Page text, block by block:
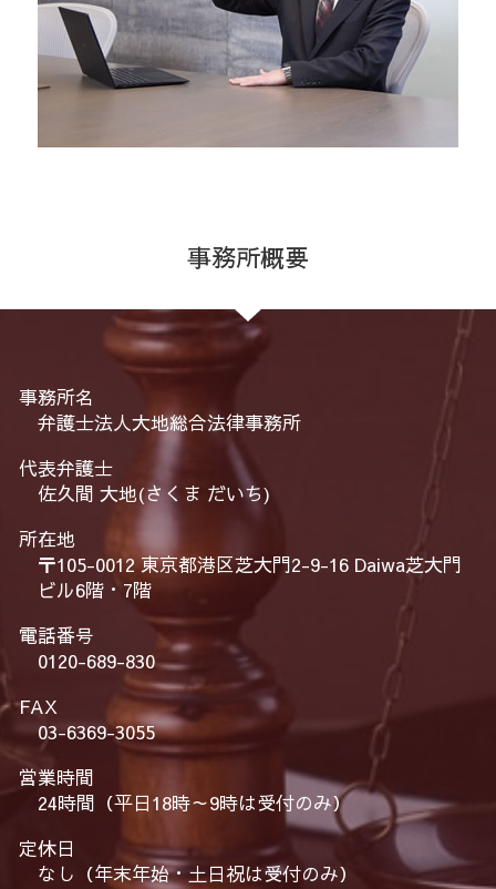
事務所概要
事務所名
弁護士法人大地総合法律事務所
代表弁護士
佐久間 大地(さくま だいち)
所在地
〒105-0012 東京都港区芝大門2-9-16 Daiwa芝大門
ビル6階・7階
電話番号
0120-689-830
FAX
03-6369-3055
営業時間
24時間（平日18時～9時は受付のみ）
定休日
なし（年末年始・土日祝は受付のみ）